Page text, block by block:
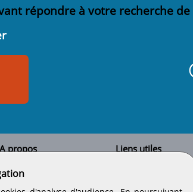
répondre à votre recherche de
propos
nous
partenaires
Liens utiles
Conseils d'utilisation